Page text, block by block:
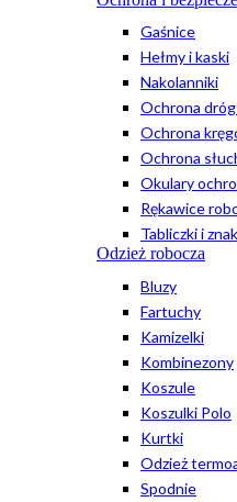
Gaśnice
Hełmy i kaski
Nakolanniki
Ochrona
Ochrona
Ochrona
Okulary
Rękawice
Tabliczki i
Odzież robocza
Bluzy
Fartuchy
Kamizelki
Kombinezony
Koszule
Koszulki Polo
Kurtki
Odzież
Spodnie